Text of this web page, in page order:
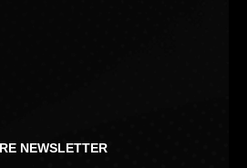
NEWSLETTER